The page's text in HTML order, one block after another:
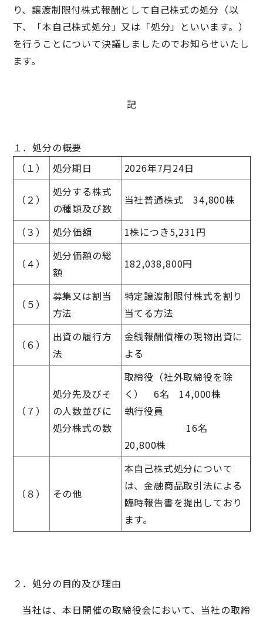
り、譲渡制限付株式報酬として自己株式の処分（以
下、「本自己株式処分」又は「処分」といいます。）
を行うことについて決議しましたのでお知らせいたし
ます。
記
１．処分の概要
（１）
処分期日 2026年7月24日
（２）
処分する株式
の種類及び数
当社普通株式 34,800株
（３） 処分価額 1株につき5,231円
（４）
処分価額の総
額
182,038,800円
（５）
募集又は割当
方法
特定譲渡制限付株式を割り
当てる方法
（６）
出資の履行方
法
金銭報酬債権の現物出資に
よる
（７）
処分先及びそ
の人数並びに
処分株式の数
取締役（社外取締役を除
く） 6名 14,000株
執行役員
16名
20,800株
（８） その他
本自己株式処分について
は、金融商品取引法による
臨時報告書を提出しており
ます。
２．処分の目的及び理由
当社は、本日開催の取締役会において、当社の取締